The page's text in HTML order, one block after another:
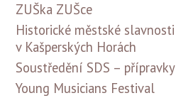
ZUŠka ZUŠce
Historické městské slavnosti
v Kašperských Horách
Soustředění SDS – přípravky
Young Musicians Festival